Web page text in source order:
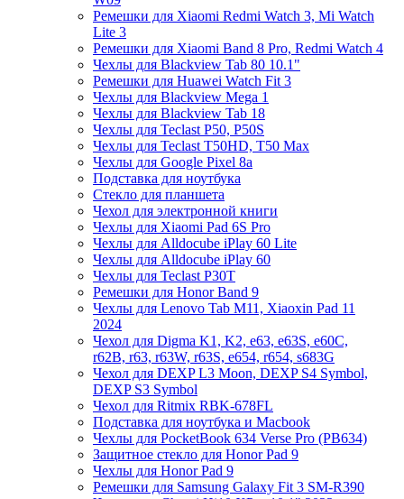
Ремешки для Xiaomi Redmi Watch 3, Mi Watch
Lite 3
Ремешки для Xiaomi Band 8 Pro, Redmi Watch 4
Чехлы для Blackview Tab 80 10.1"
Ремешки для Huawei Watch Fit 3
Чехлы для Blackview Mega 1
Чехлы для Blackview Tab 18
Чехлы для Teclast P50, P50S
Чехлы для Teclast T50HD, T50 Max
Чехлы для Google Pixel 8a
Подставка для ноутбука
Стекло для планшета
Чехол для электронной книги
Чехлы для Xiaomi Pad 6S Pro
Чехлы для Alldocube iPlay 60 Lite
Чехлы для Alldocube iPlay 60
Чехлы для Teclast P30T
Ремешки для Honor Band 9
Чехлы для Lenovo Tab M11, Xiaoxin Pad 11
2024
Чехол для Digma K1, K2, e63, e63S, e60C,
r62B, r63, r63W, r63S, e654, r654, s683G
Чехол для DEXP L3 Moon, DEXP S4 Symbol,
DEXP S3 Symbol
Чехол для Ritmix RBK-678FL
Подставка для ноутбука и Macbook
Чехлы для PocketBook 634 Verse Pro (PB634)
Защитное стекло для Honor Pad 9
Чехлы для Honor Pad 9
Ремешки для Samsung Galaxy Fit 3 SM-R390